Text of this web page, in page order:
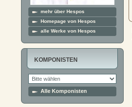
mehr über Hespos
Homepage von Hespos
alle Werke von Hespos
KOMPONISTEN
Alle Komponisten